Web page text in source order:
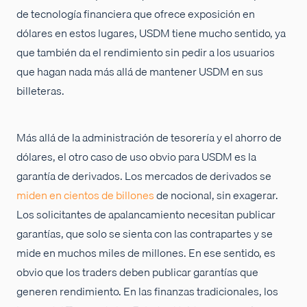
de tecnología financiera que ofrece exposición en
dólares en estos lugares, USDM tiene mucho sentido, ya
que también da el rendimiento sin pedir a los usuarios
que hagan nada más allá de mantener USDM en sus
billeteras.
Más allá de la administración de tesorería y el ahorro de
dólares, el otro caso de uso obvio para USDM es la
garantía de derivados. Los mercados de derivados se
miden en cientos de billonesde nocional, sin exagerar.
Los solicitantes de apalancamiento necesitan publicar
garantías, que solo se sienta con las contrapartes y se
mide en muchos miles de millones. En ese sentido, es
obvio que los traders deben publicar garantías que
generen rendimiento. En las finanzas tradicionales, los